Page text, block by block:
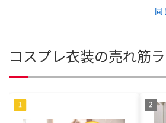
同
コスプレ衣装の売れ筋